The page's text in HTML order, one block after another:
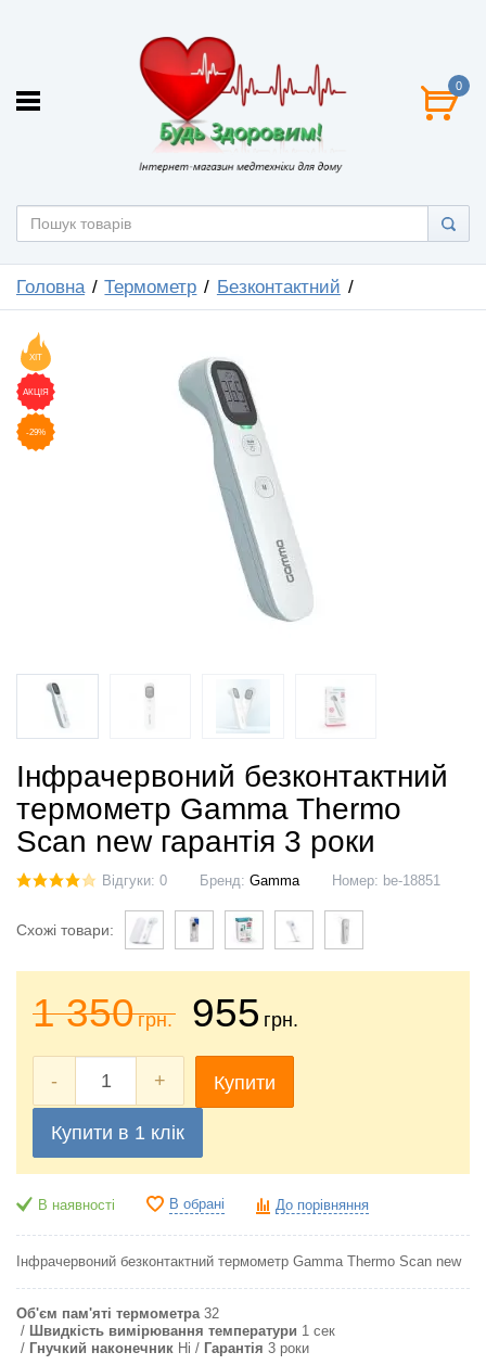
0
Головна Термометр Безконтактний
ХІТ
АКЦІЯ
-29%
Інфрачервоний безконтактний
термометр Gamma Thermo
Scan new гарантія 3 роки
Відгуки: 0 Бренд: Gamma Номер: be-18851
Схожі товари:
1 350грн. 955 грн.
- + Купити
Купити в 1 клік
В наявності В обрані До порівняння
Інфрачервоний безконтактний термометр Gamma Thermo Scan new
Об'єм пам'яті термометра 32
Швидкість вимірювання температури 1 сек
Гнучкий наконечник Ні Гарантія 3 роки